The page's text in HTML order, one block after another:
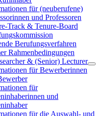
für (neuberufene)
und Professoren
Track & Tenure-Board
Berufungsverfahren
Rahmenbedingungen
& (Senior) Lecturer
für Bewerberinnen
für
und
für die Auswahl- und